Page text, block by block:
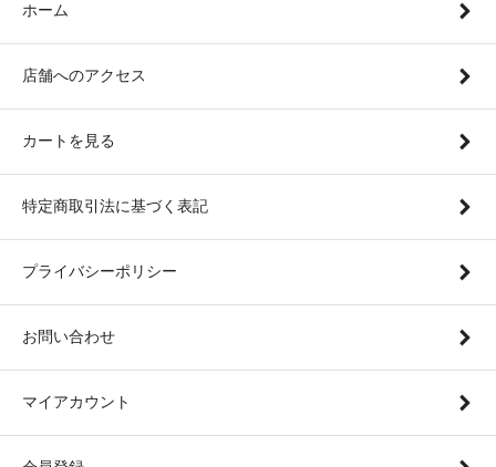
ホーム
店舗へのアクセス
カートを見る
特定商取引法に基づく表記
プライバシーポリシー
お問い合わせ
マイアカウント